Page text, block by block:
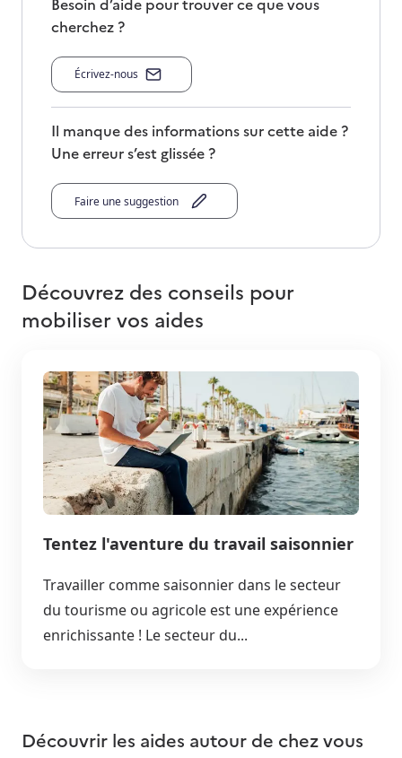
cherchez ?
Écrivez-nous
Il manque des informations sur cette aide ?
Une erreur s’est glissée ?
Faire une suggestion
Découvrez des conseils pour
mobiliser vos aides
Tentez l'aventure du travail saisonnier
Travailler comme saisonnier dans le secteur
du tourisme ou agricole est une expérience
enrichissante ! Le secteur du...
Découvrir les aides autour de chez vous